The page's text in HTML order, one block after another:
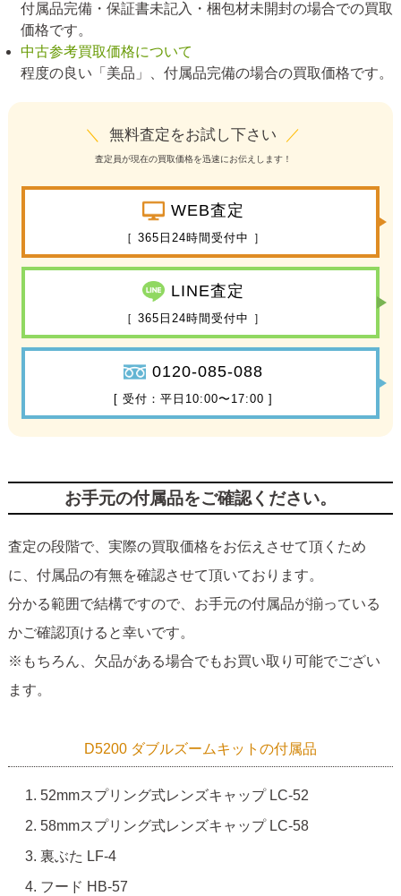
付属品完備・保証書未記入・梱包材未開封の場合での買取
価格です。
中古参考買取価格について
程度の良い「美品」、付属品完備の場合の買取価格です。
＼ 無料査定をお試し下さい ／
査定員が現在の買取価格を迅速にお伝えします！
WEB査定
［ 365日24時間受付中 ］
LINE査定
［ 365日24時間受付中 ］
0120-085-088
[ 受付：平日10:00〜17:00 ]
お手元の付属品をご確認ください。
査定の段階で、実際の買取価格をお伝えさせて頂くため
に、付属品の有無を確認させて頂いております。
分かる範囲で結構ですので、お手元の付属品が揃っている
かご確認頂けると幸いです。
※もちろん、欠品がある場合でもお買い取り可能でござい
ます。
D5200 ダブルズームキットの付属品
52mmスプリング式レンズキャップ LC-52
58mmスプリング式レンズキャップ LC-58
裏ぶた LF-4
フード HB-57